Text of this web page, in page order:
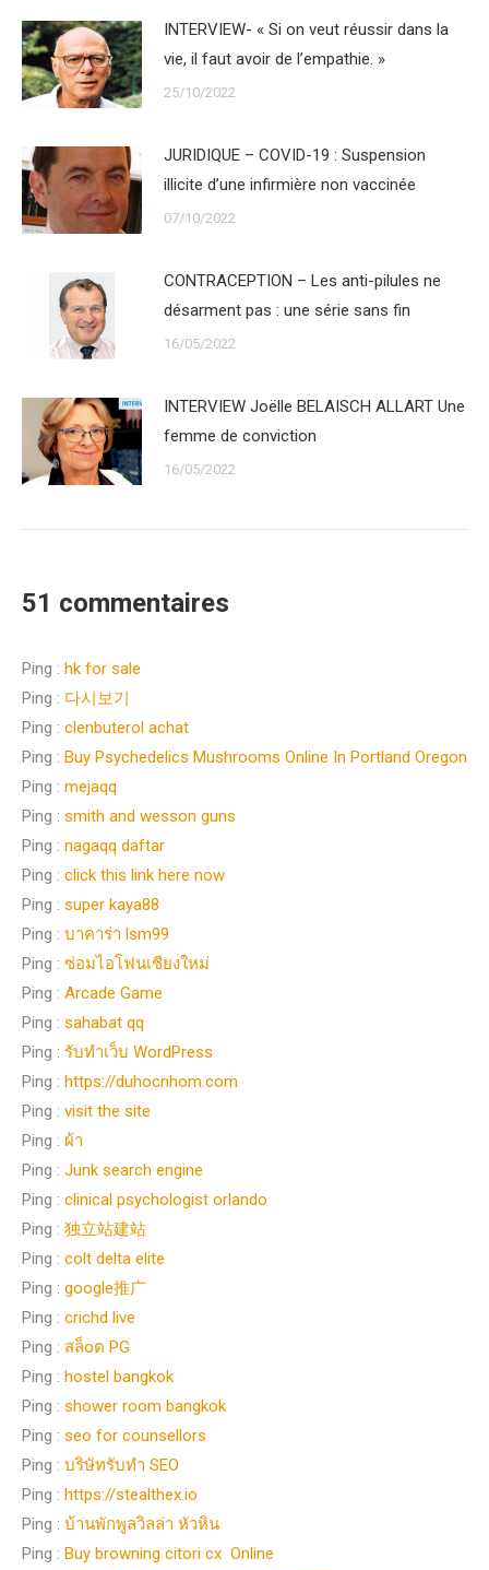
INTERVIEW- « Si on veut réussir dans la
vie, il faut avoir de l’empathie. »
25/10/2022
JURIDIQUE – COVID-19 : Suspension
illicite d’une infirmière non vaccinée
07/10/2022
CONTRACEPTION – Les anti-pilules ne
désarment pas : une série sans fin
16/05/2022
INTERVIEW Joëlle BELAISCH ALLART Une
femme de conviction
16/05/2022
51 commentaires
Ping : hk for sale
Ping : 다시보기
Ping : clenbuterol achat
Ping : Buy Psychedelics Mushrooms Online In Portland Oregon
Ping : mejaqq
Ping : smith and wesson guns
Ping : nagaqq daftar
Ping : click this link here now
Ping : super kaya88
Ping : บาคาร่า lsm99
Ping : ซ่อมไอโฟนเชียงใหม่
Ping : Arcade Game
Ping : sahabat qq
Ping : รับทำเว็บ WordPress
Ping : https://duhocnhom.com
Ping : visit the site
Ping : ผ้า
Ping : Junk search engine
Ping : clinical psychologist orlando
Ping : 独立站建站
Ping : colt delta elite
Ping : google推广
Ping : crichd live
Ping : สล็oต PG
Ping : hostel bangkok
Ping : shower room bangkok
Ping : seo for counsellors
Ping : บริษัทรับทำ SEO
Ping : https://stealthex.io
Ping : บ้านพักพูลวิลล่า หัวหิน
Ping : Buy browning citori cx Online